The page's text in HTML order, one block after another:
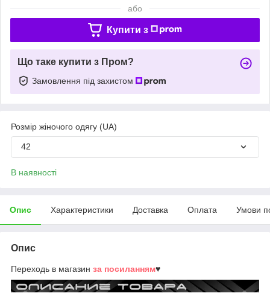
або
Купити з
Що таке купити з Пром?
Замовлення під захистом
Розмір жіночого одягу (UA)
42
В наявності
Опис Характеристики Доставка Оплата Умови
Опис
Переходь в магазин за посиланням♥